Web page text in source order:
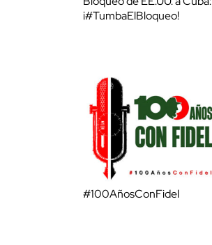
¡#TumbaElBloqueo!
#100AñosConFidel